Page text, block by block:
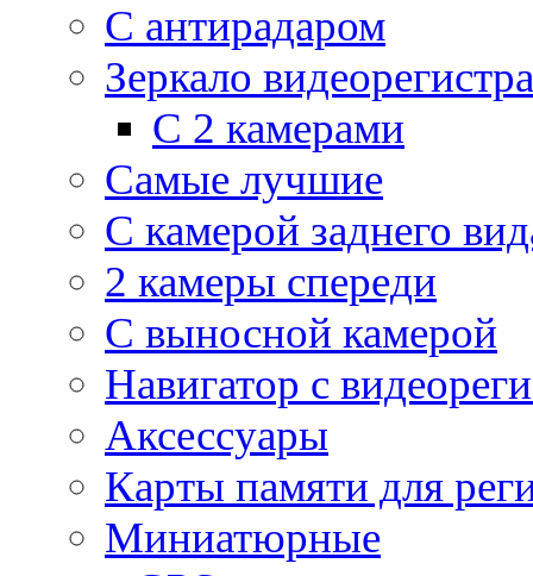
C антирадаром
Зеркало
С 2 камерами
Самые лучшие
С камерой заднего
2 камеры спереди
С выносной камерой
Навигатор с
Аксессуары
Карты памяти для
Миниатюрные